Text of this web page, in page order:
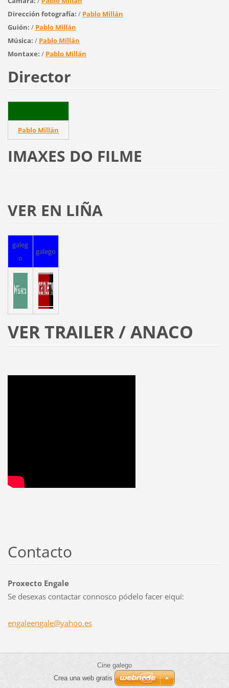
Dirección fotografía: / Pablo Millán
Guión: / Pablo Millán
Música: / Pablo Millán
Montaxe: / Pablo Millán
Director
Pablo Millán
IMAXES DO FILME
VER EN LIÑA
galeg
o
galego
VER TRAILER / ANACO
Contacto
Proxecto Engale
Se desexas contactar connosco pódelo facer eiquí:
engaleengale@yahoo.es
Cine galego
Crea una web gratis